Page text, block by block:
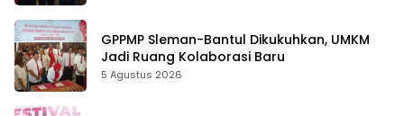
GPPMP Sleman-Bantul Dikukuhkan, UMKM
Jadi Ruang Kolaborasi Baru
5 Agustus 2026